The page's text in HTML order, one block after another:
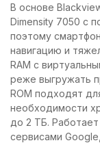
В основе
Dimensity 7050 с
поэтому
навигацию и
RAM с
реже выгружать
ROM подходят
необходимости
до 2 ТБ.
сервисами